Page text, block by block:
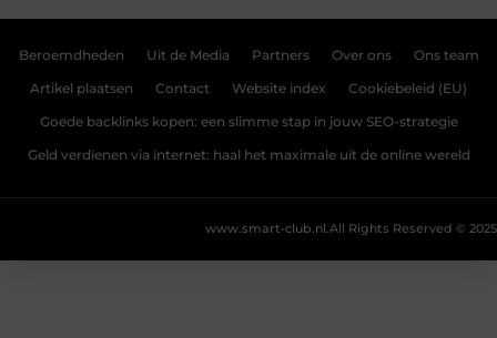
Beroemdheden Uit de Media Partners Over ons Ons team
Artikel plaatsen Contact Website index Cookiebeleid (EU)
Goede backlinks kopen: een slimme stap in jouw SEO-strategie
Geld verdienen via internet: haal het maximale uit de online wereld
All Rights Reserved © 2025
www.smart-club.nl.